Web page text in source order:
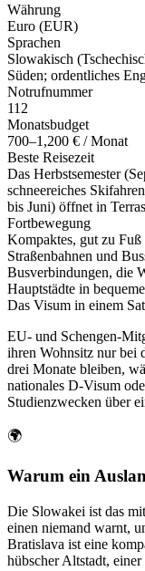
Währung
Euro (EUR)
Sprachen
Slowakisch
Süden; ordentliches
Notrufnummer
112
Monatsbudget
700–1,200 € / Monat
Beste Reisezeit
Das Herbstsemester
schneereiches
bis Juni) öffnet in
Fortbewegung
Kompaktes, gut zu
Straßenbahnen und
Busverbindungen, die
Hauptstädte in
Das Visum in einem
EU- und Schengen-
ihren Wohnsitz nur bei
drei Monate bleiben,
nationales D-Visum
Studienzwecken über
🌍
Warum ein
Die Slowakei ist das
einen niemand warnt,
Bratislava ist eine
hübscher Altstadt,